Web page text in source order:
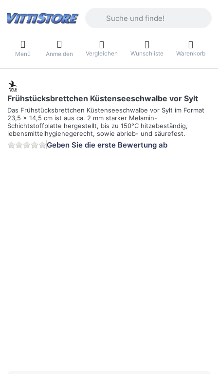
Menü Anmelden Vergleichen Wunschliste Warenkorb
Frühstücksbrettchen Küstenseeschwalbe vor Sylt
Das Frühstücksbrettchen Küstenseeschwalbe vor Sylt im Format
23,5 x 14,5 cm ist aus ca. 2 mm starker Melamin-
Schichtstoffplatte hergestellt, bis zu 150°C hitzebeständig,
lebensmittelhygienegerecht, sowie abrieb- und säurefest.
Geben Sie die erste Bewertung ab